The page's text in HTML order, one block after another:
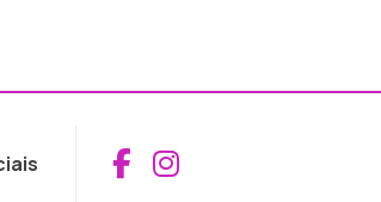
Aceder ao
Aceder ao